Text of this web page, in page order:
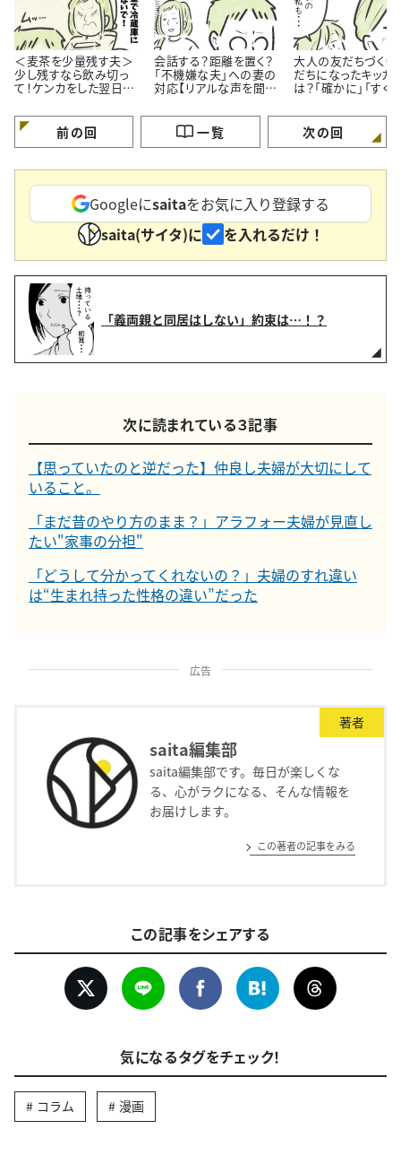
＜麦茶を少量残す夫＞
少し残すなら飲み切っ
て！ケンカをした翌日の
会話する？距離を置く？
「不機嫌な夫」への妻の
対応【リアルな声を聞い
大人の友だちづくり
だちになったキッカ
は？「確かに」「すぐ
前の回 一覧 次の回
Googleにsaitaをお気に入り登録する
saita(サイタ)に
を入れるだけ！
「義両親と同居はしない」約束は…！？
次に読まれている３記事
【思っていたのと逆だった】仲良し夫婦が大切にして
いること。
「まだ昔のやり方のまま？」アラフォー夫婦が見直し
たい"家事の分担"
「どうして分かってくれないの？」夫婦のすれ違い
は“生まれ持った性格の違い”だった
広告
著者
saita編集部
saita編集部です。毎日が楽しくな
る、心がラクになる、そんな情報を
お届けします。
この著者の記事をみる
この記事をシェアする
気になるタグをチェック！
コラム 漫画